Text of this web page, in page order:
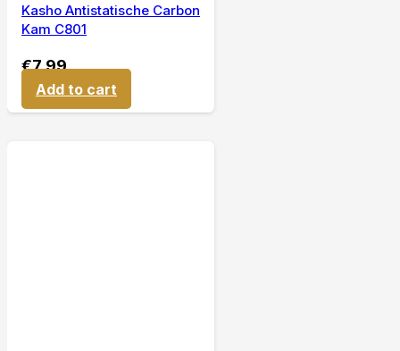
Kasho Antistatische Carbon
Kam C801
€7,99
Add to cart